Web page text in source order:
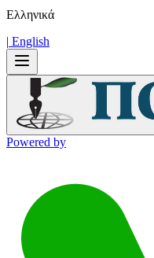
Ελληνικά
| Εnglish
Powered by